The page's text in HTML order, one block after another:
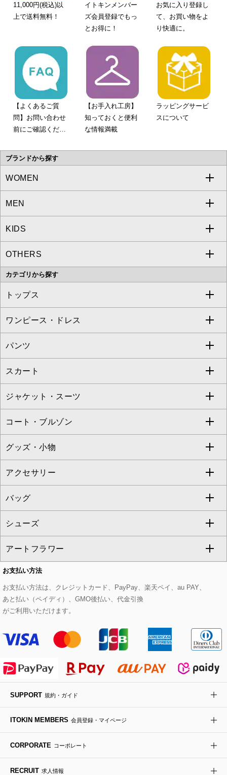
11,000円(税込)以
上で送料無料！
イトキンメンバー
ズ会員登録でもっ
とお得に！
お気に入り登録し
て、お買い物をよ
り快適に。
【よくあるご質
問】お問い合わせ
前にご確認くださ
【お手入れ工房】
知っておくと便利
な情報満載
ラッピングサービ
スについて
ブランドから探す
WOMEN
a.v.v
MICHEL KLEIN
MK MICHEL KLEIN
OFUON le MK
eur3
Maison de CINQ
MK MICHEL KLEIN BAG
HIROKO KOSHINO
MEN
a.v.v
MICHEL KLEIN HOMME
MK MICHEL KLEIN HOMME
KIDS
a.v.v
OTHERS
MK MICHEL KLEIN BAG
カテゴリから探す
トップス
すべてのトップス
カットソー・Tシャツ
ブラウス・シャツ
ニット・セーター
カーディガン
アンサンブルセット
ベスト・ジレ
パーカー
タンクトップ・キャミソール
スウェット・ジャージー
その他のトップス
ワンピース・ドレス
すべてのワンピース・ドレス
ワンピース
ドレス
チュニック
ジャンパースカート
その他のワンピース・ドレス
パンツ
すべてのパンツ
フルレングスパンツ
クロップド・半端丈パンツ
ガウチョ・ワイドパンツ
ハーフ・ショート丈パンツ
サロペット・オールインワン
その他のパンツ
スカート
すべてのスカート
ロング・マキシ丈スカート
ひざ丈スカート
ミモレ丈スカート
ショート・ミニ丈スカート
その他のスカート
ジャケット・スーツ
すべてのジャケット・スーツ
テーラードジャケット
ノーカラージャケット
セットアップ
セットアップジャケット
セットアップパンツ
セットアップスカート
セットアップワンピース
コート・ブルゾン
すべてのコート・ブルゾン
トレンチコート
ピーコート
ダッフルコート
チェスターコート
モッズコート
ステンカラーコート
ライダースジャケット
デニムジャケット
ダウンジャケット・コート
グッズ・小物
すべてのグッズ・小物
マスク
ストール・マフラー・スヌード
ベルト・サスペンダー
帽子
ヘアアクセサリー
ハンカチ・バンダナ
手袋
チャーム・ストラップ
アクセサリー
すべてのアクセサリー
ネックレス
ピアス・イヤリング
ブレスレット・バングル
ブローチ・コサージュ
バッグ
すべてのバッグ
トートバッグ
ショルダーバッグ
ボストンバッグ
バックパック・リュック
ボディバッグ・メッセンジャーバッグ
トラベルバッグ
シューズ
すべてのシューズ
パンプス
スニーカー
フラットシューズ
ローファー
ドレスシューズ
アートフラワー
すべてのアートフラワー
ローズ
カサブランカ・カラー
ラナンキュラス
ポプリアレンジ＆フレグランス
お支払い方法
お支払い方法は、クレジットカード、PayPay、楽天ペイ、au PAY、
あと払い（ペイディ）、GMO後払い、代金引換
がご利用いただけます。
SUPPORT 規約・ガイド
ITOKIN MEMBERS 会員登録・マイページ
CORPORATE コーポレート
RECRUIT 求人情報